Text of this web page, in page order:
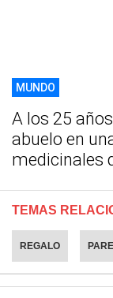
MUNDO
A los 25
abuelo en
medicinales
TEMAS
REGALO